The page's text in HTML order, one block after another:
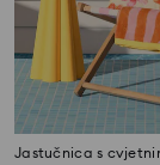
Jastučnica s